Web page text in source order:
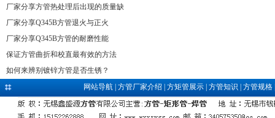
厂家分享方管热处理后出现的质量缺
厂家分享Q345B方管退火与正火
厂家分享Q345B方管的耐磨性能
保证方管曲折和校直最有效的方法
如何来辨别镀锌方管是否生锈？
网站导航| 方管厂家介绍 方矩管展示| 方管知识 方管规格